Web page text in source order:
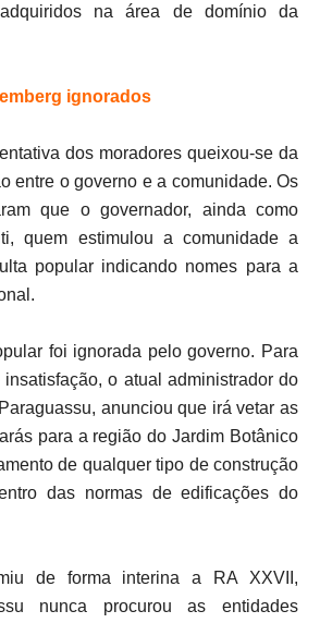
na área de domínio da
ignorados
dos moradores queixou-se da
entre o governo e a comunidade. Os
que o governador, ainda como
quem estimulou a comunidade a
popular indicando nomes para a
foi ignorada pelo governo. Para
o atual administrador do
anunciou que irá vetar as
para a região do Jardim Botânico
de qualquer tipo de construção
das normas de edificações do
de forma interina a RA XXVII,
nunca procurou as entidades